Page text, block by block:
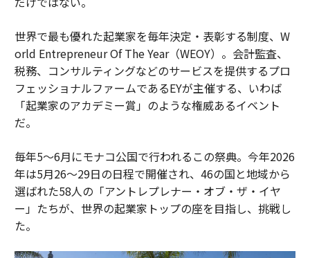
世界で最も優れた起業家を毎年決定・表彰する制度、W
orld Entrepreneur Of The Year（WEOY）。会計監査、
税務、コンサルティングなどのサービスを提供するプロ
フェッショナルファームであるEYが主催する、いわば
「起業家のアカデミー賞」のような権威あるイベント
だ。
毎年5〜6月にモナコ公国で行われるこの祭典。今年2026
年は5月26〜29日の日程で開催され、46の国と地域から
選ばれた58人の「アントレプレナー・オブ・ザ・イヤ
ー」たちが、世界の起業家トップの座を目指し、挑戦し
た。